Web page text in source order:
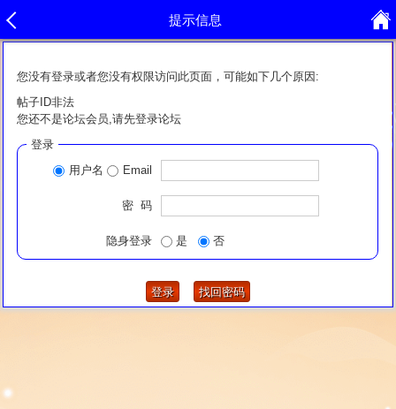
提示信息
您没有登录或者您没有权限访问此页面，可能如下几个原因:
帖子ID非法
您还不是论坛会员,请先登录论坛
登录
用户名
Email
密 码
隐身登录 是 否